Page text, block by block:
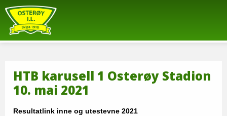
HTB karusell 1 Osterøy Stadion
10. mai 2021
Resultatlink inne og utestevne 2021